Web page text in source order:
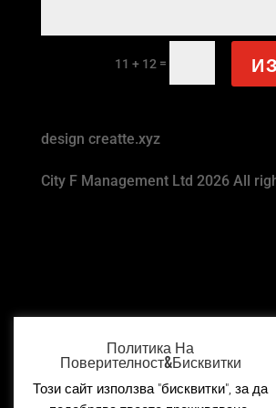
11 + 12 =
design creatte.xyz
City F Management Ltd 2026 All
Политика На
Поверителност&Бисквитки
Този сайт използва "бисквитки", за да